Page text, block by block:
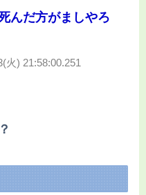
んだ方がましやろ
火) 21:58:00.251